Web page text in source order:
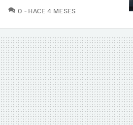
0 COMENTARIOS
HACE 4 MESES